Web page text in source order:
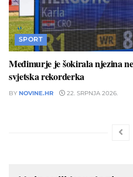
SPORT
Međimurje je šokirala njezina
svjetska rekorderka
BY NOVINE.HR 22. SRPNJA 2026.